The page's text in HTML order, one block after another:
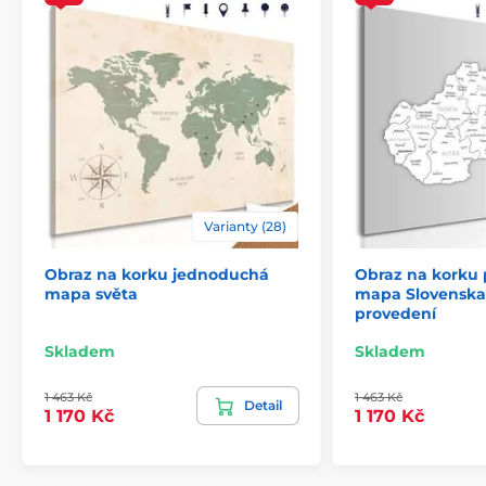
Varianty (28)
Obraz na korku jednoduchá
mapa světa
Skladem
1 463 Kč
1 170 Kč
Detail
Obraz na korku
mapa
provedení
Skladem
1 463 Kč
1 170 Kč